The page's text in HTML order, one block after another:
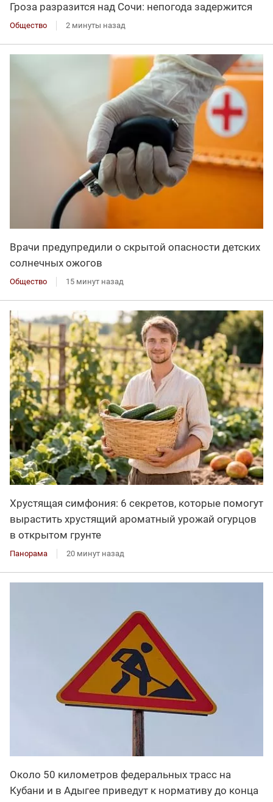
Гроза разразится над Сочи: непогода задержится
Общество 2 минуты назад
Врачи предупредили о скрытой опасности детских
солнечных ожогов
Общество 15 минут назад
Хрустящая симфония: 6 секретов, которые помогут
вырастить хрустящий ароматный урожай огурцов
в открытом грунте
Панорама 20 минут назад
Около 50 километров федеральных трасс на
Кубани и в Адыгее приведут к нормативу до конца